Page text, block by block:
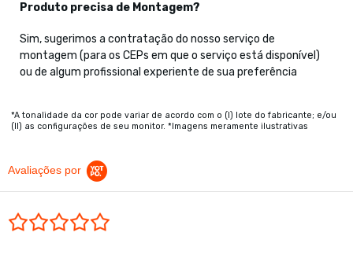
Produto precisa de Montagem?
Sim, sugerimos a contratação do nosso serviço de
montagem (para os CEPs em que o serviço está disponível)
ou de algum profissional experiente de sua preferência
*A tonalidade da cor pode variar de acordo com o (I) lote do fabricante; e/ou
(II) as configurações de seu monitor. *Imagens meramente ilustrativas
Avaliações por